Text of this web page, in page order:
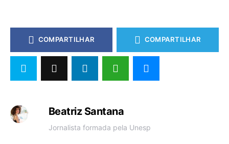
COMPARTILHAR COMPARTILHAR
Beatriz Santana
Jornalista formada pela Unesp